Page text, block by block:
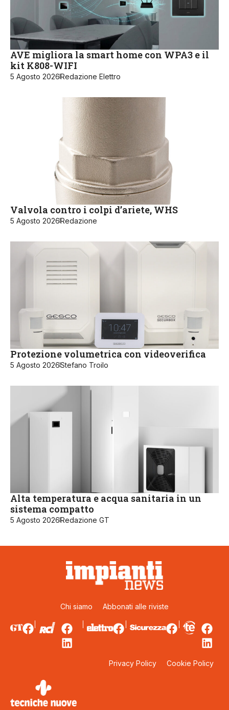
AVE migliora la smart home con WPA3 e il
kit K808-WIFI
5 Agosto 2026Redazione Elettro
Valvola contro i colpi d’ariete, WHS
5 Agosto 2026Redazione
Protezione volumetrica con videoverifica
5 Agosto 2026Stefano Troilo
Alta temperatura e acqua sanitaria in un
sistema compatto
5 Agosto 2026Redazione GT
Chi siamo Abbonati alle riviste
Privacy Policy Cookie Policy